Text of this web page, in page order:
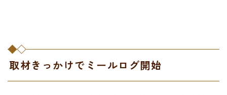
取材きっかけでミールログ開始